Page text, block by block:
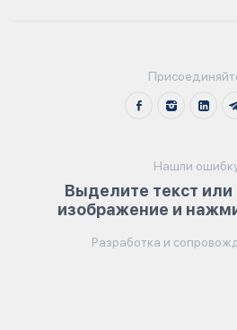
Нашли
Выделите текст или
изображение и
Разработка и